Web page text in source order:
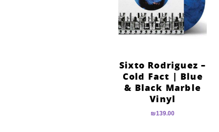
format_underlined הוסף קו תחתון לקישורים
font_download סמן קישורים
כל
האפשרויות
Sixto Rodriguez –
Cold Fact | Blue
& Black Marble
Vinyl
₪139.00